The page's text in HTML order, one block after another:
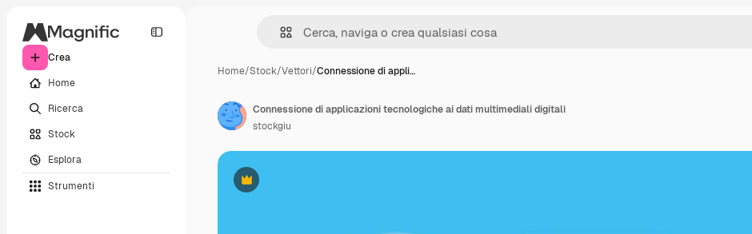
Crea
Home
Ricerca
Stock
Esplora
Strumenti
Home/Stock/Vettori/Connessione di appli…
Premium
Connessione di applicazioni tecnologiche ai dati multimediali digitali
stockgiu